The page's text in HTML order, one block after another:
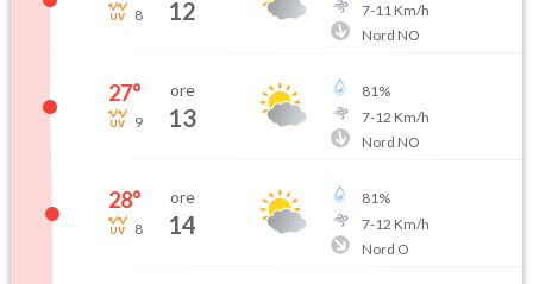
8 12
7-11 Km/h
Nord NO
27°
9
ore
13
81%
7-12 Km/h
Nord NO
28°
8
ore
14
81%
7-12 Km/h
Nord O